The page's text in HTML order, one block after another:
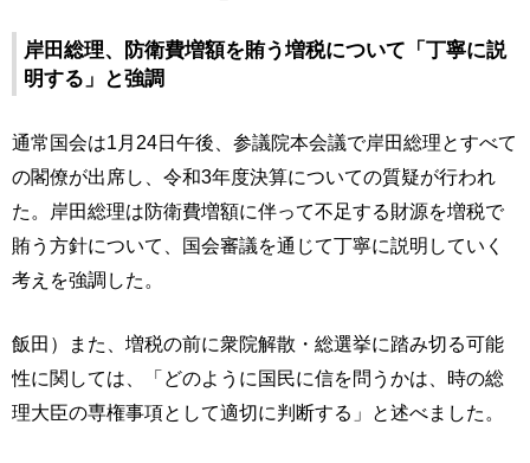
岸田総理、防衛費増額を賄う増税について「丁寧に説
明する」と強調
通常国会は1月24日午後、参議院本会議で岸田総理とすべて
の閣僚が出席し、令和3年度決算についての質疑が行われ
た。岸田総理は防衛費増額に伴って不足する財源を増税で
賄う方針について、国会審議を通じて丁寧に説明していく
考えを強調した。
飯田）また、増税の前に衆院解散・総選挙に踏み切る可能
性に関しては、「どのように国民に信を問うかは、時の総
理大臣の専権事項として適切に判断する」と述べました。